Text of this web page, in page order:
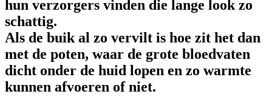
hun verzorgers vinden die lange look zo
schattig.
Als de buik al zo vervilt is hoe zit het dan
met de poten, waar de grote bloedvaten
dicht onder de huid lopen en zo warmte
kunnen afvoeren of niet.